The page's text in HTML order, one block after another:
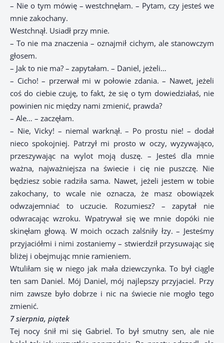
– Nie o tym mówię – westchnęłam. – Pytam, czy jesteś we
mnie zakochany.
Westchnął. Usiadł przy mnie.
– To nie ma znaczenia – oznajmił cichym, ale stanowczym
głosem.
– Jak to nie ma? – zapytałam. – Daniel, jeżeli…
– Cicho! – przerwał mi w połowie zdania. – Nawet, jeżeli
coś do ciebie czuję, to fakt, że się o tym dowiedziałaś, nie
powinien nic między nami zmienić, prawda?
– Ale… – zaczęłam.
– Nie, Vicky! – niemal warknął. – Po prostu nie! – dodał
nieco spokojniej. Patrzył mi prosto w oczy, wyzywająco,
przeszywając na wylot moją duszę. – Jesteś dla mnie
ważna, najważniejsza na świecie i cię nie puszczę. Nie
będziesz sobie radziła sama. Nawet, jeżeli jestem w tobie
zakochany, to wcale nie oznacza, że masz obowiązek
odwzajemniać to uczucie. Rozumiesz? – zapytał nie
odwracając wzroku. Wpatrywał się we mnie dopóki nie
skinęłam głową. W moich oczach zalśniły łzy. – Jesteśmy
przyjaciółmi i nimi zostaniemy – stwierdził przysuwając się
bliżej i obejmując mnie ramieniem.
Wtuliłam się w niego jak mała dziewczynka. To był ciągle
ten sam Daniel. Mój Daniel, mój najlepszy przyjaciel. Przy
nim zawsze było dobrze i nic na świecie nie mogło tego
zmienić.
7 sierpnia, piątek
Tej nocy śnił mi się Gabriel. To był smutny sen, ale nie